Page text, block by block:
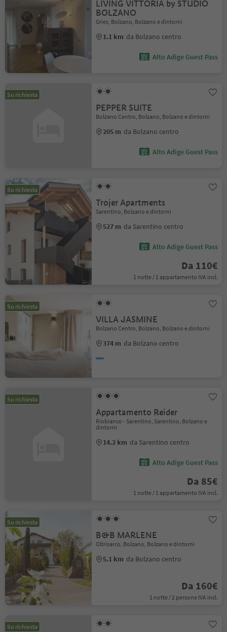
LIVING VITTORIA by STUDIO
BOLZANO
Gries, Bolzano, Bolzano e dintorni
1.1 km da Bolzano centro
Alto Adige Guest Pass
Su richiesta
PEPPER SUITE
Bolzano Centro, Bolzano, Bolzano e dintorni
205 m da Bolzano centro
Alto Adige Guest Pass
Su richiesta
Trojer Apartments
Sarentino, Bolzano e dintorni
527 m da Sarentino centro
Alto Adige Guest Pass
Da 110€
1 notte / 1 appartamento IVA incl.
Su richiesta
VILLA JASMINE
Bolzano Centro, Bolzano, Bolzano e dintorni
374 m da Bolzano centro
Su richiesta
Appartamento Reider
Riobianco - Sarentino, Sarentino, Bolzano e
dintorni
14.2 km da Sarentino centro
Alto Adige Guest Pass
Da 85€
1 notte / 1 appartamento IVA incl.
Su richiesta
B&B MARLENE
Oltrisarco, Bolzano, Bolzano e dintorni
5.1 km da Bolzano centro
Da 160€
1 notte / 2 persone IVA incl.
Su richiesta